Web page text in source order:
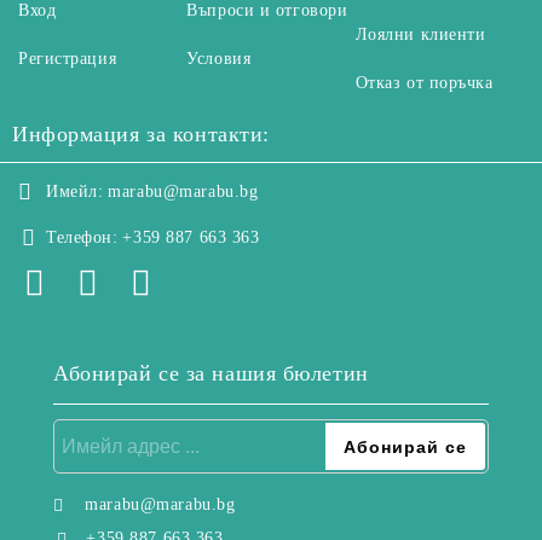
Вход
Регистрация
Въпроси и отговори
Условия
Лоялни клиенти
Отказ от поръчка
Информация за контакти:
Имейл: marabu@marabu.bg
Телефон: +359 887 663 363
Абонирай се за нашия бюлетин
marabu@marabu.bg